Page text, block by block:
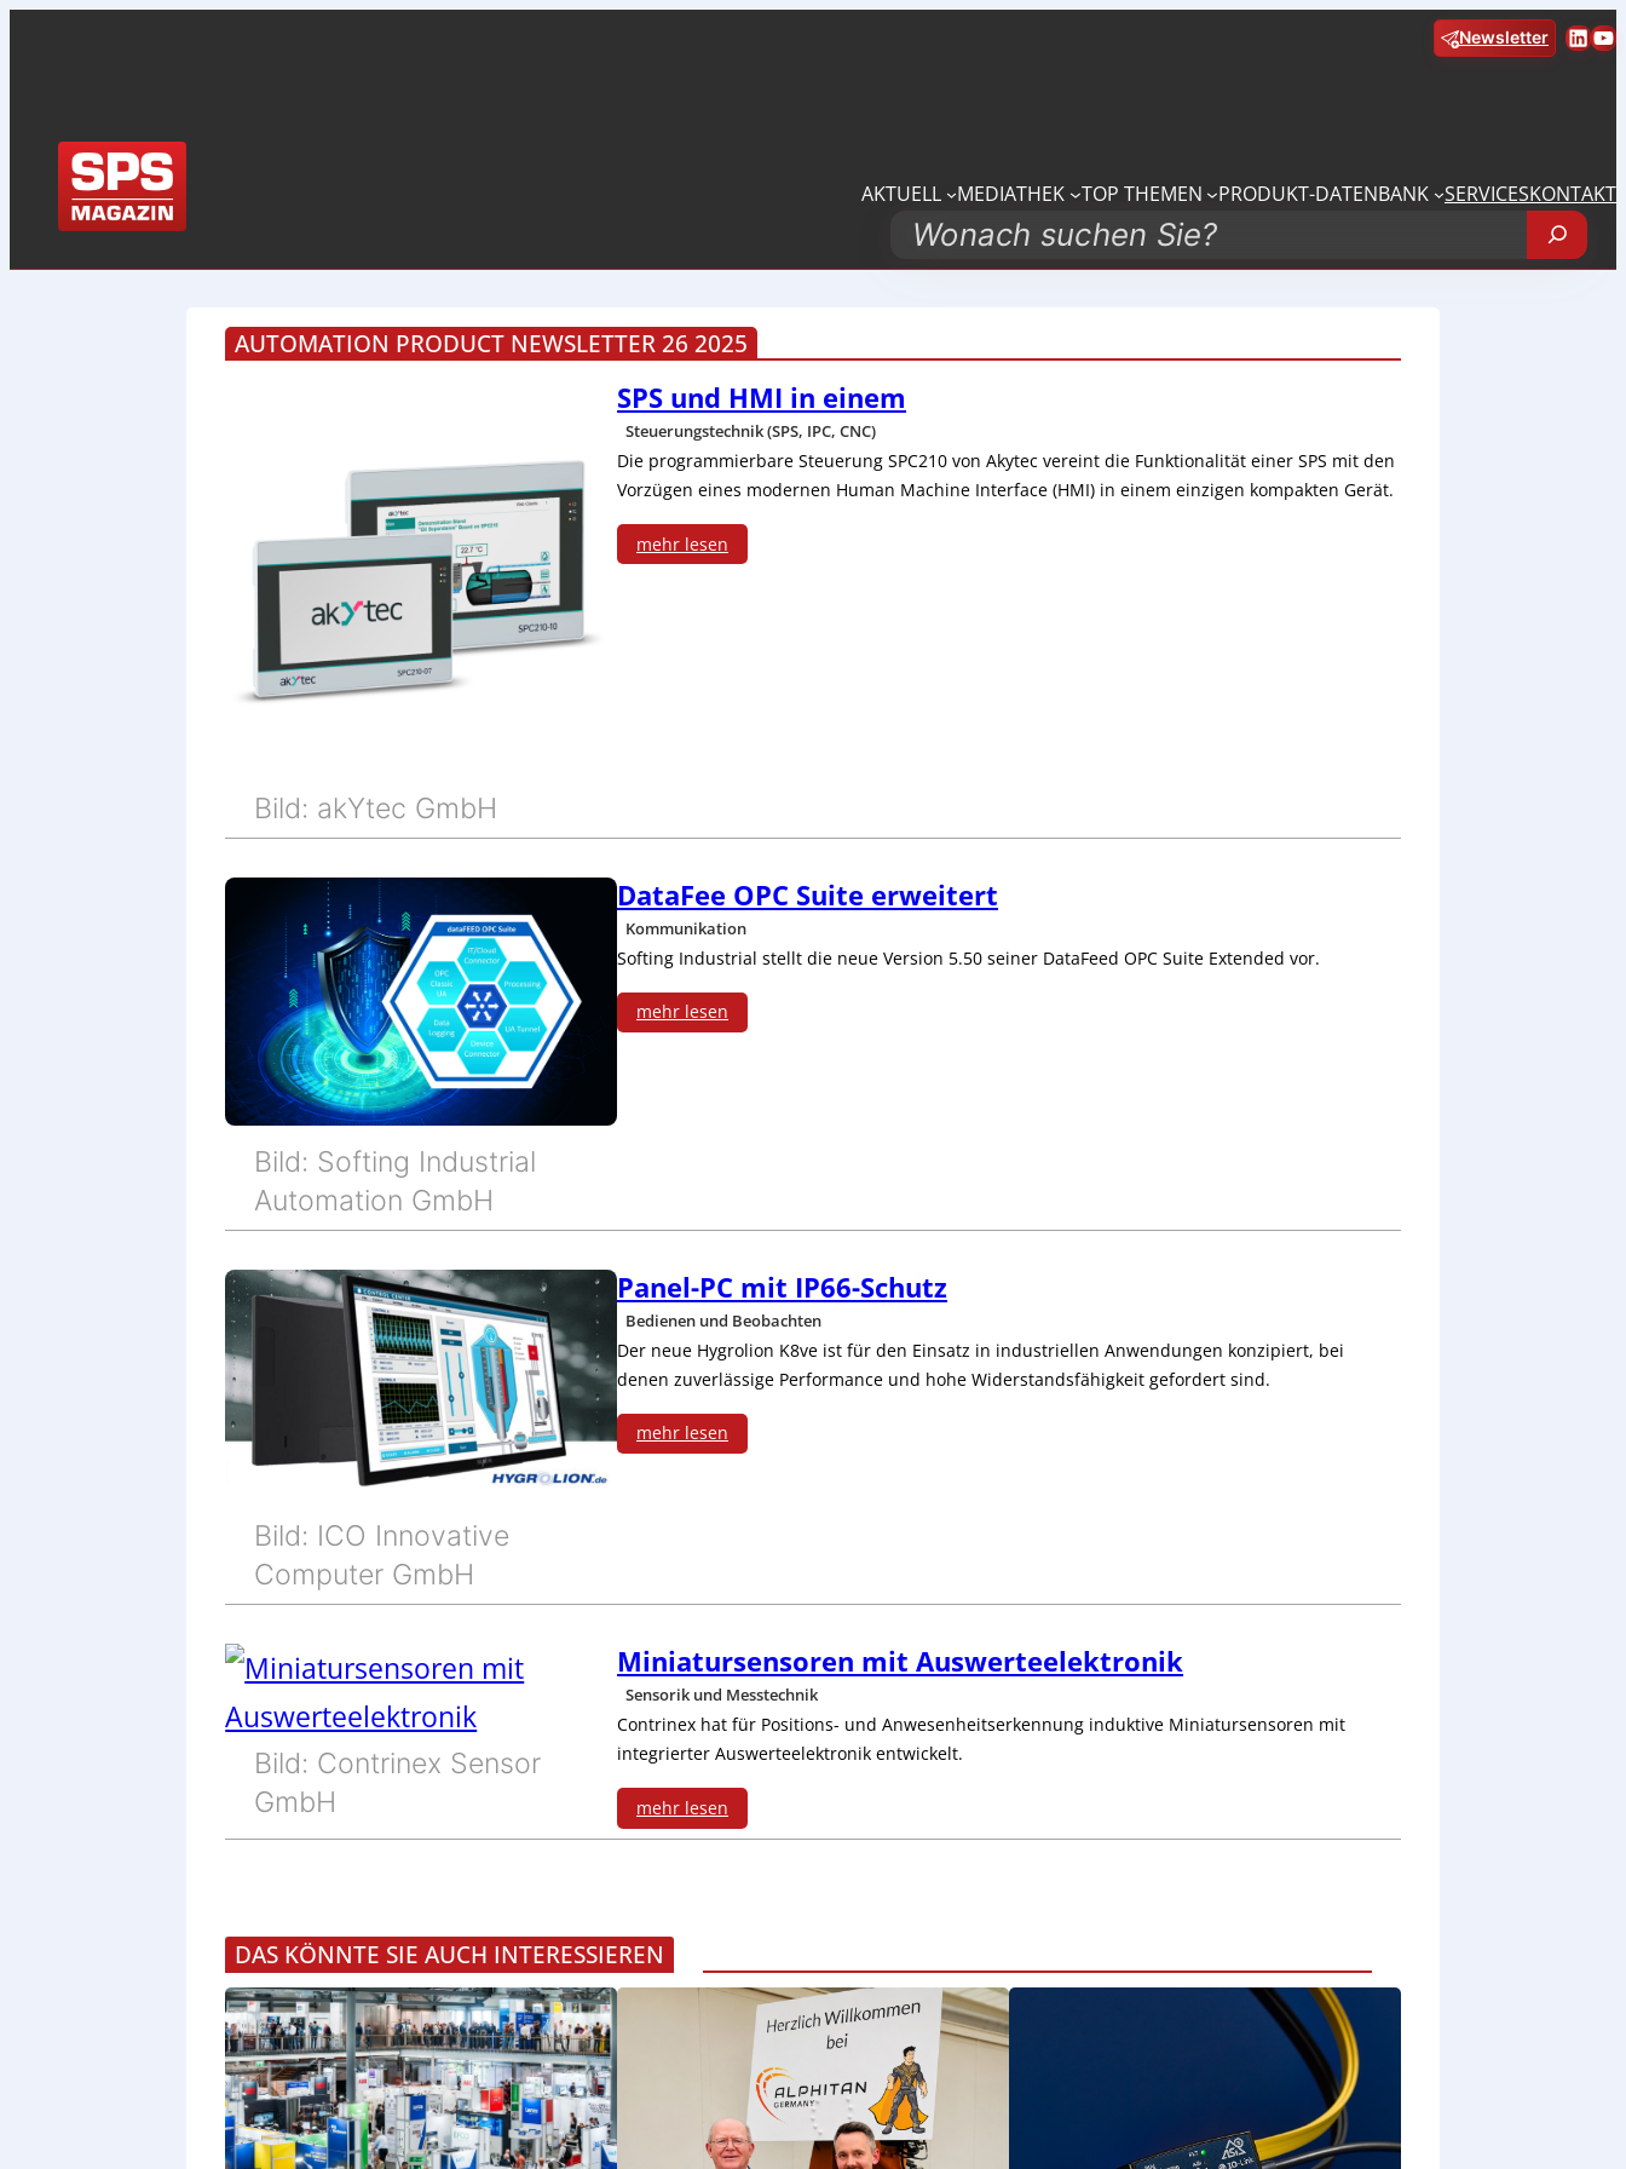
Newsletter
AKTUELL MEDIATHEK TOP THEMEN PRODUKT-DATENBANK SERVICESKONTAKT
Search
AUTOMATION PRODUCT NEWSLETTER 26 2025
Bild: akYtec GmbH
SPS und HMI in einem
Steuerungstechnik (SPS, IPC, CNC)
Die programmierbare Steuerung SPC210 von Akytec vereint die Funktionalität einer SPS mit den
Vorzügen eines modernen Human Machine Interface (HMI) in einem einzigen kompakten Gerät.
mehr lesen
n
d
H
M
I
n
n
e
m
Bild: Softing Industrial
Automation GmbH
DataFee OPC Suite erweitert
Kommunikation
Softing Industrial stellt die neue Version 5.50 seiner DataFeed OPC Suite Extended vor.
mehr lesen
F
e
e
O
i
t
e
e
w
e
e
Bild: ICO Innovative
Computer GmbH
Panel-PC mit IP66-Schutz
Bedienen und Beobachten
Der neue Hygrolion K8ve ist für den Einsatz in industriellen Anwendungen konzipiert, bei
denen zuverlässige Performance und hohe Widerstandsfähigkeit gefordert sind.
mehr lesen
e
l
-
P
i
t
I
6
Bild: Contrinex Sensor
GmbH
Miniatursensoren mit Auswerteelektronik
Sensorik und Messtechnik
Contrinex hat für Positions- und Anwesenheitserkennung induktive Miniatursensoren mit
integrierter Auswerteelektronik entwickelt.
mehr lesen
:
i
n
i
t
DAS KÖNNTE SIE AUCH INTERESSIEREN